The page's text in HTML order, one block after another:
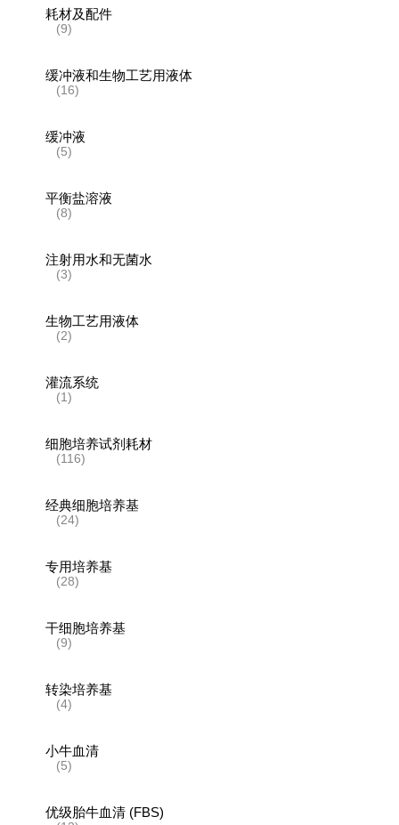
耗材及配件
(9)
缓冲液和生物工艺用液体
(16)
缓冲液
(5)
平衡盐溶液
(8)
注射用水和无菌水
(3)
生物工艺用液体
(2)
灌流系统
(1)
细胞培养试剂耗材
(116)
经典细胞培养基
(24)
专用培养基
(28)
干细胞培养基
(9)
转染培养基
(4)
小牛血清
(5)
优级胎牛血清 (FBS)